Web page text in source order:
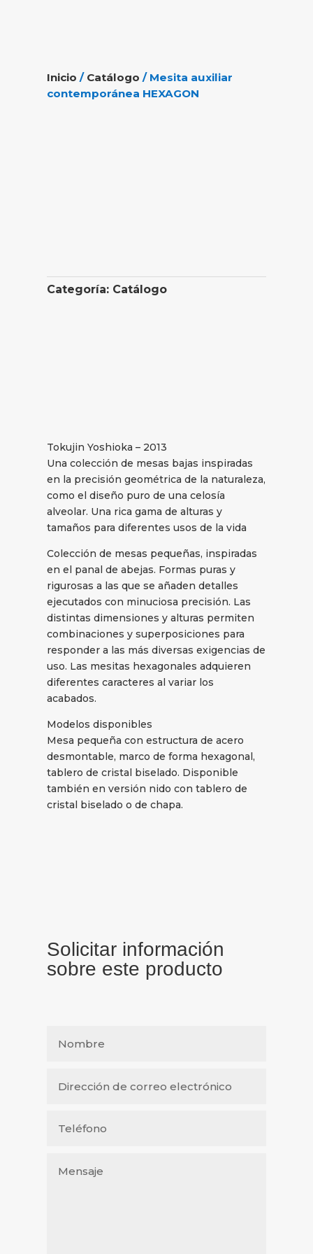
Inicio / Catálogo / Mesita auxiliar
contemporánea HEXAGON
Categoría: Catálogo
Tokujin Yoshioka – 2013
Una colección de mesas bajas inspiradas
en la precisión geométrica de la naturaleza,
como el diseño puro de una celosía
alveolar. Una rica gama de alturas y
tamaños para diferentes usos de la vida
Colección de mesas pequeñas, inspiradas
en el panal de abejas. Formas puras y
rigurosas a las que se añaden detalles
ejecutados con minuciosa precisión. Las
distintas dimensiones y alturas permiten
combinaciones y superposiciones para
responder a las más diversas exigencias de
uso. Las mesitas hexagonales adquieren
diferentes caracteres al variar los
acabados.
Modelos disponibles
Mesa pequeña con estructura de acero
desmontable, marco de forma hexagonal,
tablero de cristal biselado. Disponible
también en versión nido con tablero de
cristal biselado o de chapa.
Solicitar información
sobre este producto